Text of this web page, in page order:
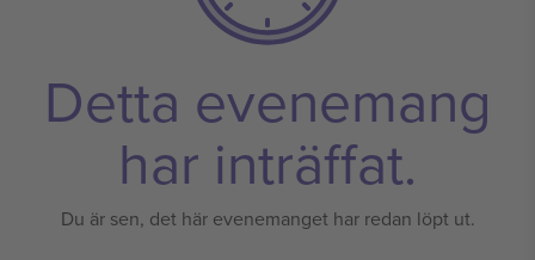
Detta evenemang
har inträffat.
Du är sen, det här evenemanget har redan löpt ut.